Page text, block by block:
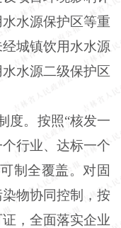
水源保护区等重
城镇饮用水水源
水源二级保护区
度。按照“核发一
行业、达标一个
制全覆盖。对固
物协同控制，按
，全面落实企业